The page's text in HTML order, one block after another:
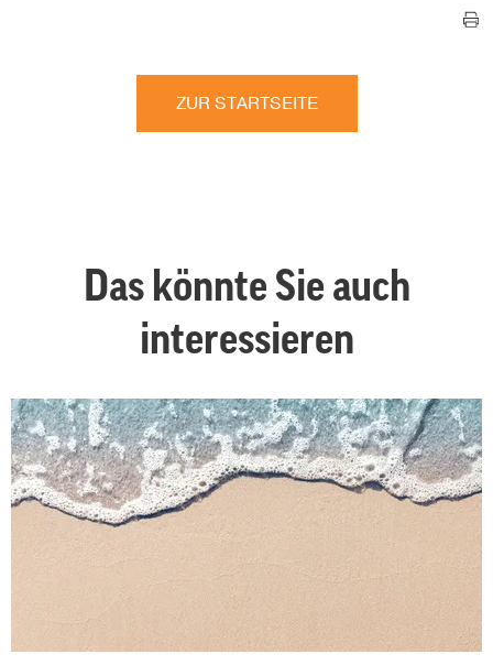
ZUR STARTSEITE
Das könnte Sie auch
interessieren